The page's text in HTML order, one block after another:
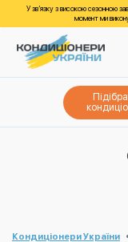
У зв’язку з високою сезонною
момент ми
Кондиціонери України